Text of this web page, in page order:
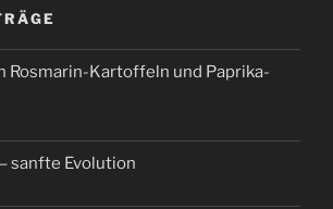
Rosmarin-Kartoffeln und Paprika-
sanfte Evolution